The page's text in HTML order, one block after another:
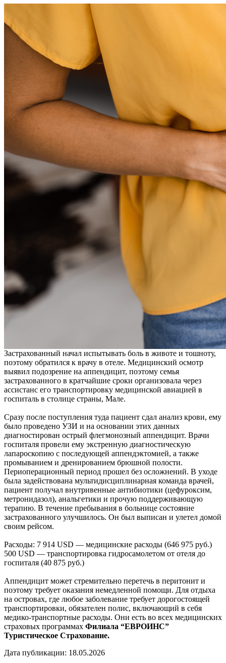
Застрахованный начал испытывать боль в животе и тошноту,
поэтому обратился к врачу в отеле. Медицинский осмотр
выявил подозрение на аппендицит, поэтому семья
застрахованного в кратчайшие сроки организовала через
ассистанс его транспортировку медицинской авиацией в
госпиталь в столице страны, Мале.
Сразу после поступления туда пациент сдал анализ крови, ему
было проведено УЗИ и на основании этих данных
диагностирован острый флегмонозный аппендицит. Врачи
госпиталя провели ему экстренную диагностическую
лапароскопию с последующей аппендэктомией, а также
промыванием и дренированием брюшной полости.
Периоперационный период прошел без осложнений. В уходе
была задействована мультидисциплинарная команда врачей,
пациент получал внутривенные антибиотики (цефуроксим,
метронидазол), анальгетики и прочую поддерживающую
терапию. В течение пребывания в больнице состояние
застрахованного улучшилось. Он был выписан и улетел домой
своим рейсом.
Расходы: 7 914 USD — медицинские расходы (646 975 руб.)
500 USD — транспортировка гидросамолетом от отеля до
госпиталя (40 875 руб.)
Аппендицит может стремительно перетечь в перитонит и
поэтому требует оказания немедленной помощи. Для отдыха
на островах, где любое заболевание требует дорогостоящей
транспортировки, обязателен полис, включающий в себя
медико-транспортные расходы. Они есть во всех медицинских
страховых программах Филиала “ЕВРОИНС”
Туристическое Страхование.
Дата публикации: 18.05.2026